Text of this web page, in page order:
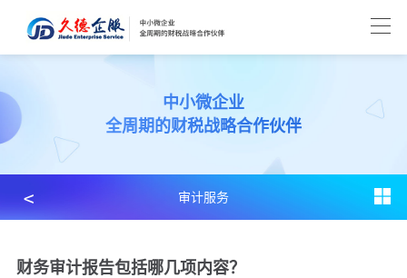
中小微企业
全周期的财税战略合作伙伴
﹤ 审计服务
财务审计报告包括哪几项内容？